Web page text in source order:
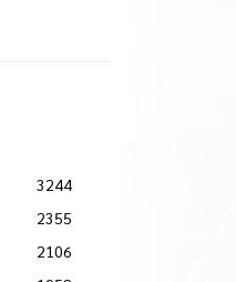
3244
2355
2106